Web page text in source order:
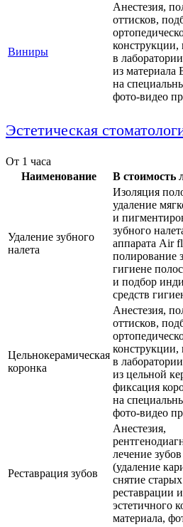
Виниры
Анестезия,
оттисков,
конструкции,
в
из материала
на
фото-видео
Эстетическая
От 1 часа
Наименование
В стоимость
Удаление зубного
налета
Изоляция
удаление
и
зубного
аппарата Air
полирование
гигиене
и подбор
средств
Цельнокерамическая
коронка
Анестезия,
оттисков,
конструкции,
в
из цельной
фиксация
на
фото-видео
Реставрация зубов
Анестезия,
лечение
(удаление
снятие
реставрации
эстетичного
материала,